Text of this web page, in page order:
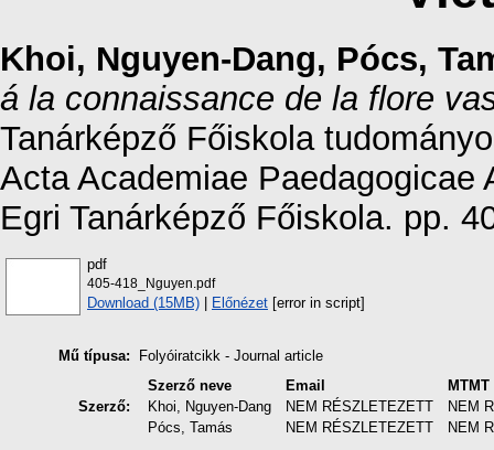
Khoi, Nguyen-Dang, Pócs,
á la connaissance de la flore
Tanárképző Főiskola
Acta Academiae Paedagogicae
Egri Tanárképző Főiskola. pp.
pdf
405-418_Nguyen.pdf
Download (15MB) | Előnézet [error in script]
Mű típusa: Folyóiratcikk - Journal article
Szerző:
Szerző neve Email
Khoi, Nguyen-Dang
NEM RÉSZLETEZETT
NEM
Pócs, Tamás
NEM RÉSZLETEZETT
NEM